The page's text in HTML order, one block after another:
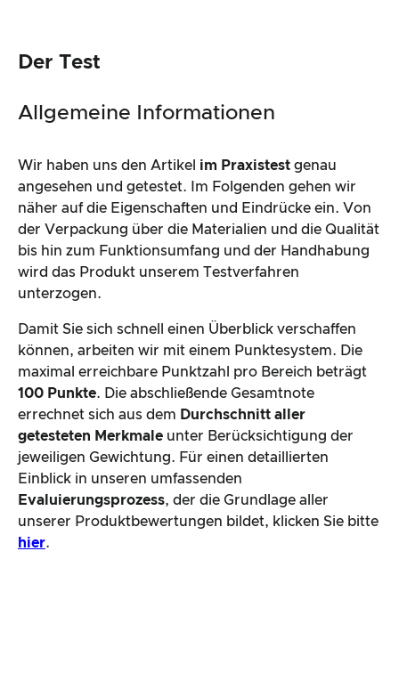
Der Test
Allgemeine Informationen
Wir haben uns den Artikel im Praxistest genau
angesehen und getestet. Im Folgenden gehen wir
näher auf die Eigenschaften und Eindrücke ein. Von
der Verpackung über die Materialien und die Qualität
bis hin zum Funktionsumfang und der Handhabung
wird das Produkt unserem Testverfahren
unterzogen.
Damit Sie sich schnell einen Überblick verschaffen
können, arbeiten wir mit einem Punktesystem. Die
maximal erreichbare Punktzahl pro Bereich beträgt
100 Punkte. Die abschließende Gesamtnote
errechnet sich aus dem Durchschnitt aller
getesteten Merkmale unter Berücksichtigung der
jeweiligen Gewichtung. Für einen detaillierten
Einblick in unseren umfassenden
Evaluierungsprozess, der die Grundlage aller
unserer Produktbewertungen bildet, klicken Sie bitte
hier.